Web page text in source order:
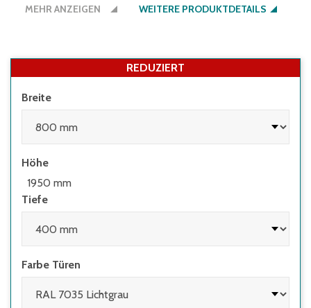
Schrank- und Fußbodenschutz durch
Lichtgrau - andere Farbkombinationen auf
hohe Tragkraft pro verzinktem Einlegeboden
70 kg, flexibel verstellbar im 15 mm Raster
MEHR ANZEIGEN WEITERE PRODUKTDETAILS
REDUZIERT
Breite
Höhe
1950 mm
Tiefe
Farbe Türen